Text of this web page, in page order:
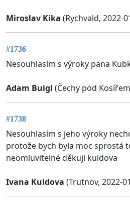
Miroslav Kika (Rychvald, 2022-
#1736
Nesouhlasím s výroky pana
Adam Buigl (Čechy pod
#1738
Nesouhlasím s jeho výroky
protože bych byla moc sprostá
neomluvitelné děkuji kuldova
Ivana Kuldova (Trutnov, 2022-